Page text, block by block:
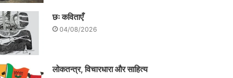
छः कविताएँ
04/08/2026
लोकतन्त्र, विचारधारा और साहित्य